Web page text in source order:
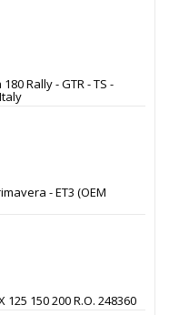
Rally - GTR - TS -
- ET3 (OEM
150 200 R.O. 248360